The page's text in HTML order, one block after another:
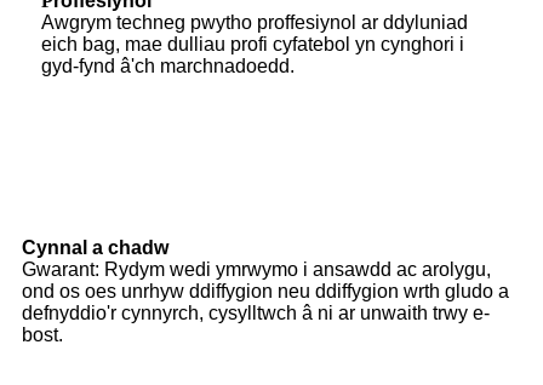
Awgrym techneg pwytho proffesiynol ar ddyluniad
eich bag, mae dulliau profi cyfatebol yn cynghori i
gyd-fynd â'ch marchnadoedd.
Cynnal a chadw
Gwarant: Rydym wedi ymrwymo i ansawdd ac arolygu,
ond os oes unrhyw ddiffygion neu ddiffygion wrth gludo a
defnyddio'r cynnyrch, cysylltwch â ni ar unwaith trwy e-
bost.